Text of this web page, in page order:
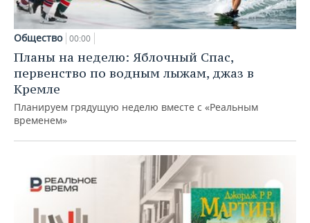
Общество 00:00
Планы на неделю: Яблочный Спас,
первенство по водным лыжам, джаз в
Кремле
Планируем грядущую неделю вместе с «Реальным
временем»